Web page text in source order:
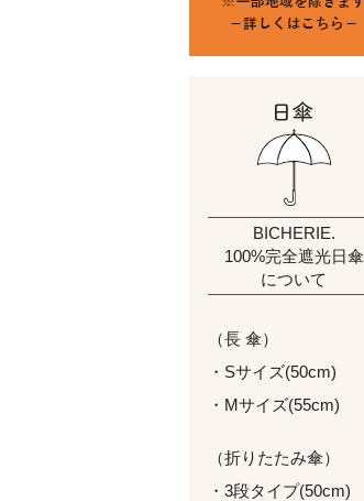
BICHERIE.
100%完全遮光日傘
について
（長 傘）
・Sサイズ(50cm)
・Mサイズ(55cm)
（折りたたみ傘）
・3段タイプ(50cm)